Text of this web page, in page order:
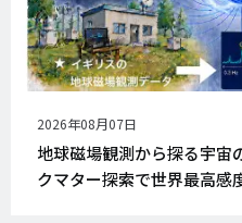
公
開
日
2026年08月07日
地球磁場観測から探る宇
クマター探索で世界最高